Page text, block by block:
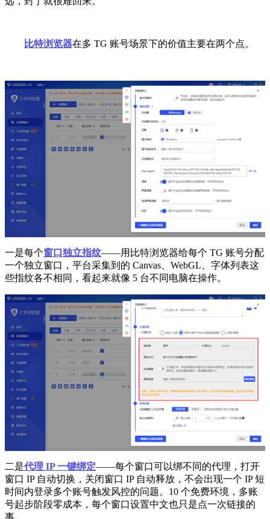
比特浏览器在多 TG 账号场景下的价值主要在两个点。
一是每个窗口独立指纹——用比特浏览器给每个 TG 账号分配
一个独立窗口，平台采集到的 Canvas、WebGL、字体列表这
些指纹各不相同，看起来就像 5 台不同电脑在操作。
二是代理 IP 一键绑定——每个窗口可以绑不同的代理，打开
窗口 IP 自动切换，关闭窗口 IP 自动释放，不会出现一个 IP 短
时间内登录多个账号触发风控的问题。10 个免费环境，多账
号起步阶段零成本，每个窗口设置中文也只是点一次链接的